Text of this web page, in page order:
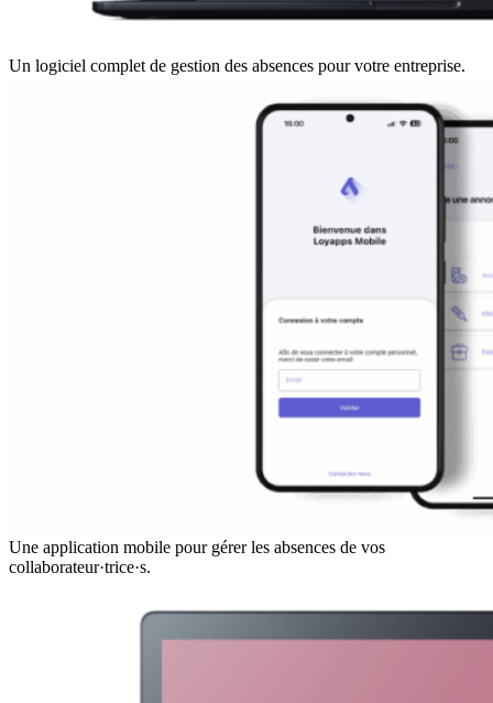
Un logiciel complet de gestion des absences pour votre entreprise.
Une application mobile pour gérer les absences de vos
collaborateur·trice·s.